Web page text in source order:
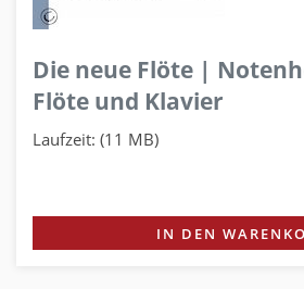
Die neue Flöte |
Flöte und Klavier
Laufzeit: (11 MB)
IN DEN